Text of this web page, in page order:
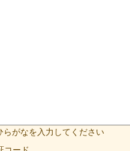
らがなを入力してください